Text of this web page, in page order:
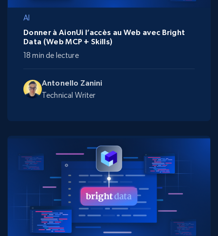
AI
Antonello Zanini
Technical Writer
Donner à AionUi l’accès au Web avec Bright
Data (Web MCP + Skills)
18 min de lecture